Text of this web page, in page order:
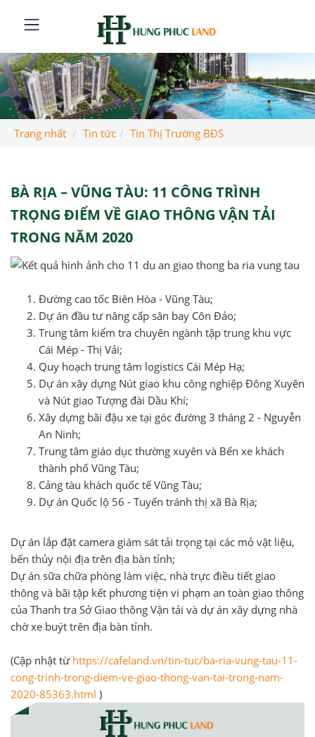
Trang nhất Tin tức Tin Thị Trường BĐS
BÀ RỊA – VŨNG TÀU: 11 CÔNG TRÌNH
TRỌNG ĐIỂM VỀ GIAO THÔNG VẬN TẢI
TRONG NĂM 2020
Đường cao tốc Biên Hòa - Vũng Tàu;
Dự án đầu tư nâng cấp sân bay Côn Đảo;
Trung tâm kiểm tra chuyên ngành tập trung khu vực
Cái Mép - Thị Vải;
Quy hoạch trung tâm logistics Cái Mép Hạ;
Dự án xây dựng Nút giao khu công nghiệp Đông Xuyên
và Nút giao Tượng đài Dầu Khí;
Xây dựng bãi đậu xe tại góc đường 3 tháng 2 - Nguyễn
An Ninh;
Trung tâm giáo dục thường xuyên và Bến xe khách
thành phố Vũng Tàu;
Cảng tàu khách quốc tế Vũng Tàu;
Dự án Quốc lộ 56 - Tuyến tránh thị xã Bà Rịa;
Dự án lắp đặt camera giám sát tải trọng tại các mỏ vật liệu,
bến thủy nội địa trên địa bàn tỉnh;
Dự án sữa chữa phòng làm việc, nhà trực điều tiết giao
thông và bãi tập kết phương tiện vi phạm an toàn giao thông
của Thanh tra Sở Giao thông Vận tải và dự án xây dựng nhà
chờ xe buýt trên địa bàn tỉnh.
(Cập nhật từ https://cafeland.vn/tin-tuc/ba-ria-vung-tau-11-
cong-trinh-trong-diem-ve-giao-thong-van-tai-trong-nam-
2020-85363.html )